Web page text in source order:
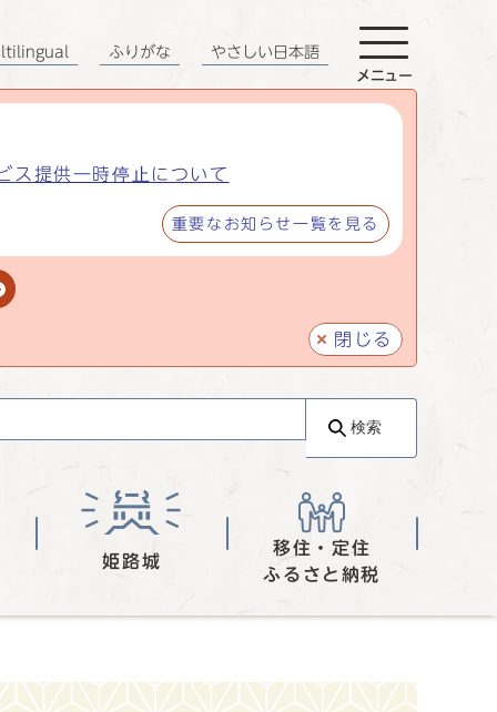
ス提供一時停止について
重要なお知らせ一覧を見る
閉じる
ふりがな やさしい日本語
メニュー
検索
姫路城
移住・定住
ふるさと納税